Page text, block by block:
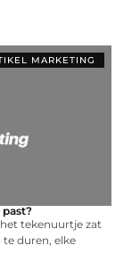
MARKETING
past?
tekenuurtje zat
te duren, elke